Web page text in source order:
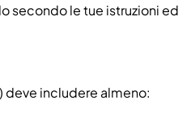
secondo le tue istruzioni ed
deve includere almeno: